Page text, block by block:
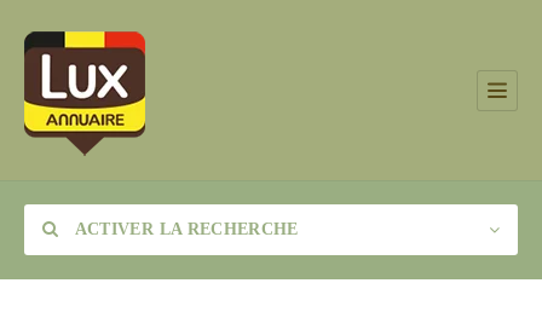
ACTIVER LA RECHERCHE